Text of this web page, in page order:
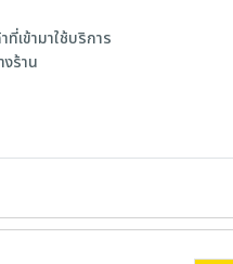
เข้ามาใช้บริการ
ร้าน